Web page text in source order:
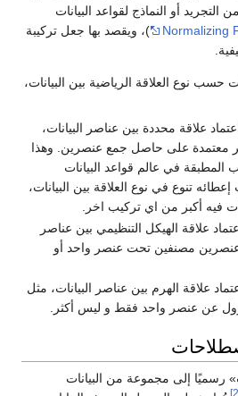
أو النماذج لقواعد البيانات
Normalizing
)، ويقصد بها جعل تركيبة
حسب نوع العلاقة الرياضية بين البيانات،
علاقة محددة بين عناصر البيانات،
معتمدة على حاصل جمع عنصرين. وهذا
المطبقة في عالم قواعد البيانات
تنوع في نوع العلاقة بين البيانات،
فيه أكبر من اي تركيب اخر.
علاقة الهيكل التنظيمي بين عناصر
عنصرين مصنفين تحت عنصر واحد أو
علاقة الهرم بين عناصر البيانات، مثل
عن عنصر واحد فقط و ليس أكثر.
رسميًا إلى مجموعة من البيانات